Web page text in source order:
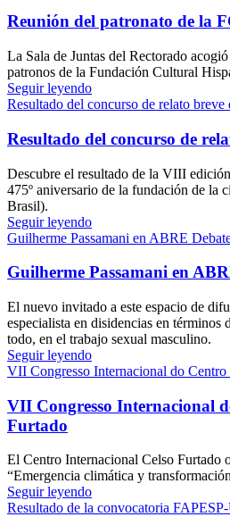
Reunión del patronato de la
La Sala de Juntas del Rectorado
patronos de la Fundación Cultural
Seguir leyendo
Resultado del concurso de relato breve
Resultado del concurso de
Descubre el resultado de la VIII
475º aniversario de la fundación de la
Brasil).
Seguir leyendo
Guilherme Passamani en ABRE
Guilherme Passamani en
El nuevo invitado a este espacio de
especialista en disidencias en términos
todo, en el trabajo sexual masculino.
Seguir leyendo
VII Congresso Internacional do Centro
VII Congresso Internacional
Furtado
El Centro Internacional Celso Furtado
“Emergencia climática y
Seguir leyendo
Resultado de la convocatoria